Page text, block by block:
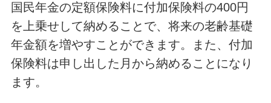
国民年金の定額保険料に付加保険料の400円
を上乗せして納めることで、将来の老齢基礎
年金額を増やすことができます。また、付加
保険料は申し出した月から納めることになり
ます。